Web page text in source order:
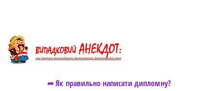
➦ Як правильно написати дипломну?